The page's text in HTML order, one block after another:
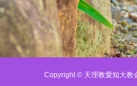
Copyright © 天理教愛知大教